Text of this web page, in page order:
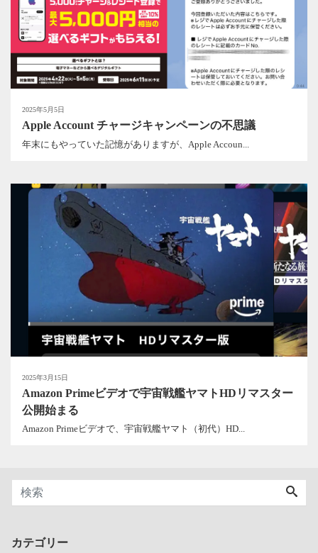
2025年5月5日
Apple Account チャージキャンペーンの不思議
年末にもやっていた記憶がありますが、Apple Accoun...
2025年3月15日
Amazon Primeビデオで宇宙戦艦ヤマトHDリマスター
公開始まる
Amazon Primeビデオで、宇宙戦艦ヤマト（初代）HD...
カテゴリー